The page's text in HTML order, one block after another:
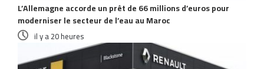
L’Allemagne accorde un prêt de 66 millions d’euros pour
moderniser le secteur de l’eau au Maroc
il y a 20 heures